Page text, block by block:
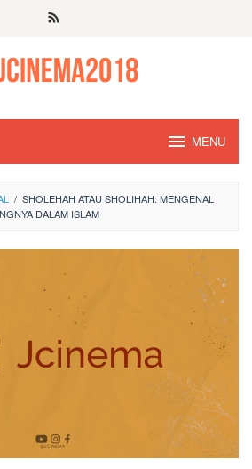
MENU
/ SHOLEHAH ATAU SHOLIHAH: MENGENAL
DALAM ISLAM